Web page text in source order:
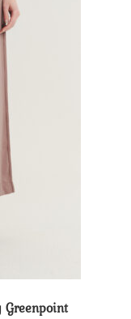
produktu